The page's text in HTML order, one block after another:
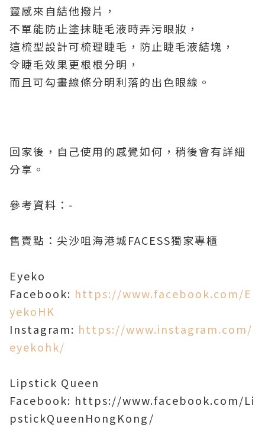
靈感來自結他撥片，
不單能防止塗抹睫毛液時弄污眼妝，
這梳型設計可梳理睫毛，防止睫毛液結塊，
令睫毛效果更根根分明，
而且可勾畫線條分明利落的出色眼線。
回家後，自己使用的感覺如何，稍後會有詳細
分享。
參考資料：-
售賣點：尖沙咀海港城FACESS獨家專櫃
Eyeko
Facebook: https://www.facebook.com/E
yekoHK
Instagram: https://www.instagram.com/
eyekohk/
Lipstick Queen
Facebook: https://www.facebook.com/Li
pstickQueenHongKong/